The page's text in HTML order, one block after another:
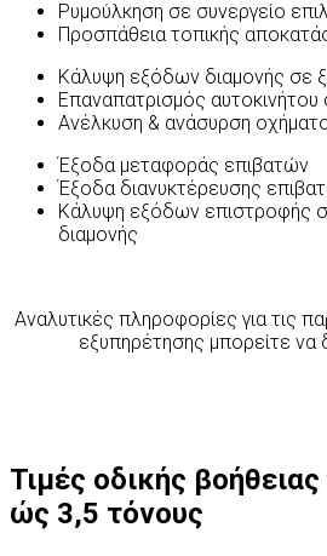
Ρυμούλκηση σε συνεργείο
Προσπάθεια τοπικής
Κάλυψη εξόδων διαμονής σε
Επαναπατρισμός
Ανέλκυση & ανάσυρση
Έξοδα μεταφοράς επιβατών
Έξοδα διανυκτέρευσης
Κάλυψη εξόδων επιστροφής
διαμονής
Αναλυτικές πληροφορίες για τις
εξυπηρέτησης μπορείτε να
Τιμές οδικής
ώς 3,5 τόνους